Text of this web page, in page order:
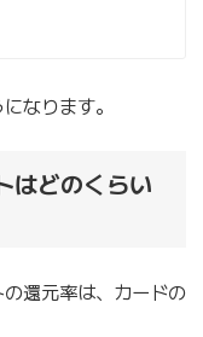
なります。
はどのくらい
還元率は、カードの